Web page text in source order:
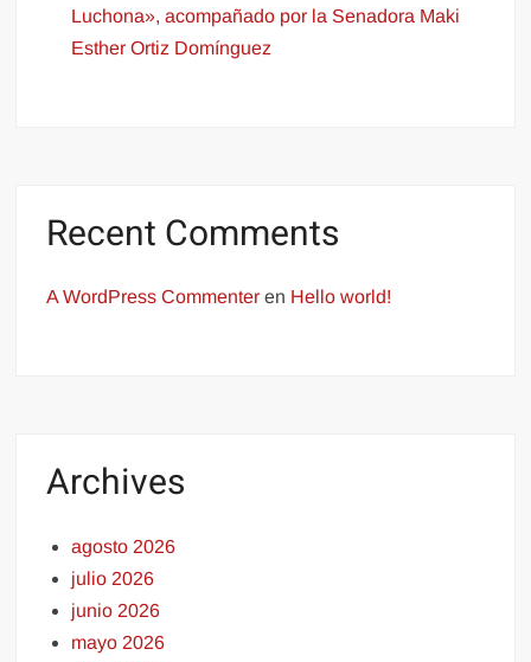
Luchona», acompañado por la Senadora Maki
Esther Ortiz Domínguez
Recent Comments
A WordPress Commenter en Hello world!
Archives
agosto 2026
julio 2026
junio 2026
mayo 2026